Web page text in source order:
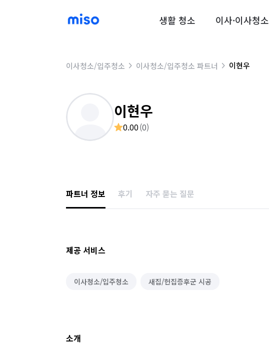
생활 청소 이사·이사청소
이사청소/입주청소 이사청소/입주청소 파트너 이현우
이현우
0.00(0)
파트너 정보 후기 자주 묻는 질문
제공 서비스
이사청소/입주청소 새집/헌집증후군 시공
소개